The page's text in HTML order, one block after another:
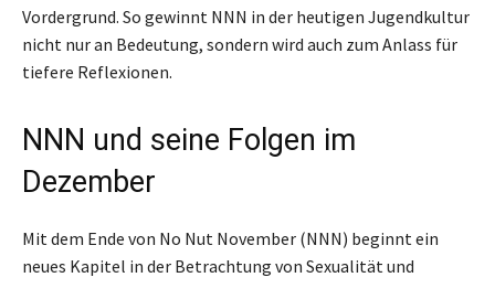
Vordergrund. So gewinnt NNN in der heutigen Jugendkultur
nicht nur an Bedeutung, sondern wird auch zum Anlass für
tiefere Reflexionen.
NNN und seine Folgen im
Dezember
Mit dem Ende von No Nut November (NNN) beginnt ein
neues Kapitel in der Betrachtung von Sexualität und